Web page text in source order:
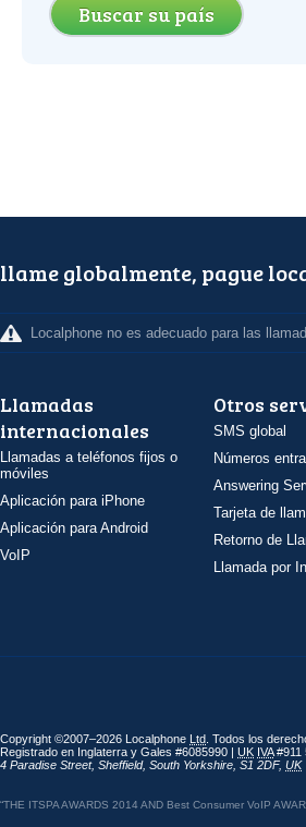
Buscar su país
llame globalmente, pague
Localphone no es adecuado para las
Llamadas
internacionales
Llamadas a teléfonos fijos o
móviles
Aplicación para iPhone
Aplicación para Android
VoIP
Otros
SMS global
Números
Answering
Tarjeta de
Retorno de
Llamada por
Copyright ©2007–2026 Localphone Ltd . Todos los
Registrado en Inglaterra y Gales #6085990 | UK IVA#911
4 Paradise Street, Sheffield, South Yorkshire S1 2DF, UK
“THE ITSPA AWARDS 2014 AND Best Consumer VoIP